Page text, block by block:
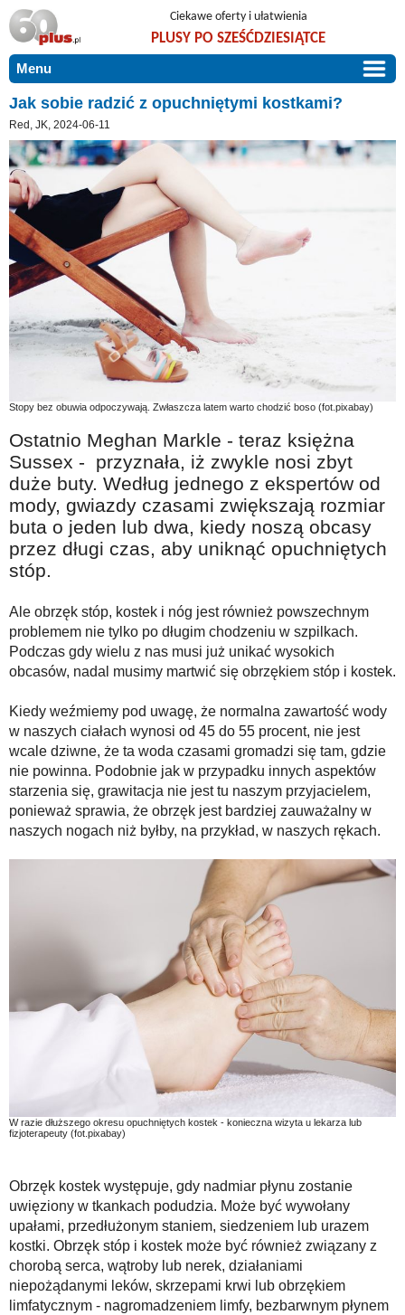
Ciekawe oferty i ułatwienia
PLUSY PO SZEŚĆDZIESIĄTCE
Menu
START
PROMOCJE
ARTYKUŁY
Szczególnie polecamy
Użyteczne porady
Szlachetne zdrowie
Mieszkaj wygodnie i bez barier
Warto wiedzieć!
Podróże i wypoczynek
Taniej, okazyjnie, specjalnie dla 60plus
Na wesoło
Hobby i pasje
Żyj aktywnie
60plus - najcenniejsi klienci
Dobra opieka
Warto naśladować
Coś dla ducha
Smacznie i zdrowo
O finansach i społeczeństwie - edukacja nie tylko dla 60plus
Ciekawe książki
Stop samotności
Z internetem za pan brat
Bezpiecznie i w zgodzie z prawem
DLA BLISKICH
ZGŁOŚ OFERTĘ
O NAS
KONTAKT
Jak sobie radzić z opuchniętymi kostkami?
Red, JK, 2024-06-11
Stopy bez obuwia odpoczywają. Zwłaszcza latem warto chodzić boso (fot.pixabay)
Ostatnio Meghan Markle - teraz księżna
Sussex - przyznała, iż zwykle nosi zbyt
duże buty. Według jednego z ekspertów od
mody, gwiazdy czasami zwiększają rozmiar
buta o jeden lub dwa, kiedy noszą obcasy
przez długi czas, aby uniknąć opuchniętych
stóp.
Ale obrzęk stóp, kostek i nóg jest również powszechnym
problemem nie tylko po długim chodzeniu w szpilkach.
Podczas gdy wielu z nas musi już unikać wysokich
obcasów, nadal musimy martwić się obrzękiem stóp i kostek.
Kiedy weźmiemy pod uwagę, że normalna zawartość wody
w naszych ciałach wynosi od 45 do 55 procent, nie jest
wcale dziwne, że ta woda czasami gromadzi się tam, gdzie
nie powinna. Podobnie jak w przypadku innych aspektów
starzenia się, grawitacja nie jest tu naszym przyjacielem,
ponieważ sprawia, że ​​obrzęk jest bardziej zauważalny w
naszych nogach niż byłby, na przykład, w naszych rękach.
W razie dłuższego okresu opuchniętych kostek - konieczna wizyta u lekarza lub
fizjoterapeuty (fot.pixabay)
Obrzęk kostek występuje, gdy nadmiar płynu zostanie
uwięziony w tkankach podudzia. Może być wywołany
upałami, przedłużonym staniem, siedzeniem lub urazem
kostki. Obrzęk stóp i kostek może być również związany z
chorobą serca, wątroby lub nerek, działaniami
niepożądanymi leków, skrzepami krwi lub obrzękiem
limfatycznym - nagromadzeniem limfy, bezbarwnym płynem